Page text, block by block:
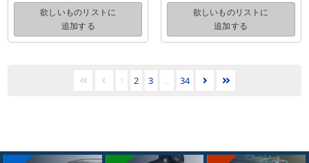
欲しいものリストに
追加する
欲しいものリストに
追加する
1 2 3 ... 34